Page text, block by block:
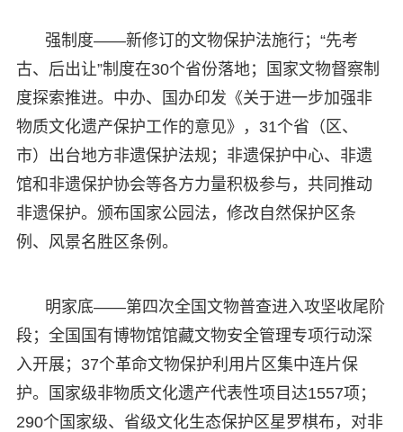
强制度——新修订的文物保护法施行；“先考
古、后出让”制度在30个省份落地；国家文物督察制
度探索推进。中办、国办印发《关于进一步加强非
物质文化遗产保护工作的意见》，31个省（区、
市）出台地方非遗保护法规；非遗保护中心、非遗
馆和非遗保护协会等各方力量积极参与，共同推动
非遗保护。颁布国家公园法，修改自然保护区条
例、风景名胜区条例。
明家底——第四次全国文物普查进入攻坚收尾阶
段；全国国有博物馆馆藏文物安全管理专项行动深
入开展；37个革命文物保护利用片区集中连片保
护。国家级非物质文化遗产代表性项目达1557项；
290个国家级、省级文化生态保护区星罗棋布，对非